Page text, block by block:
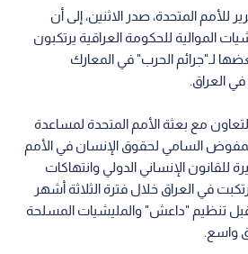
للأمم المتحدة، صدر الاثنين، إلى أن
الموالية للحكومة العراقية يرتكبون
لـ"جرائم الحرب" في المعارك
العراق.
مع بعثة الأمم المتحدة لمساعدة
السامي لحقوق الإنسان في الأمم
للقانون الإنساني الدولي وانتهاكات
في العراق خلال فترة الثلاثة أشهر
من عام 2014 من قبل تنظيم "داعش" والمليشيات المسلحة
واسع.